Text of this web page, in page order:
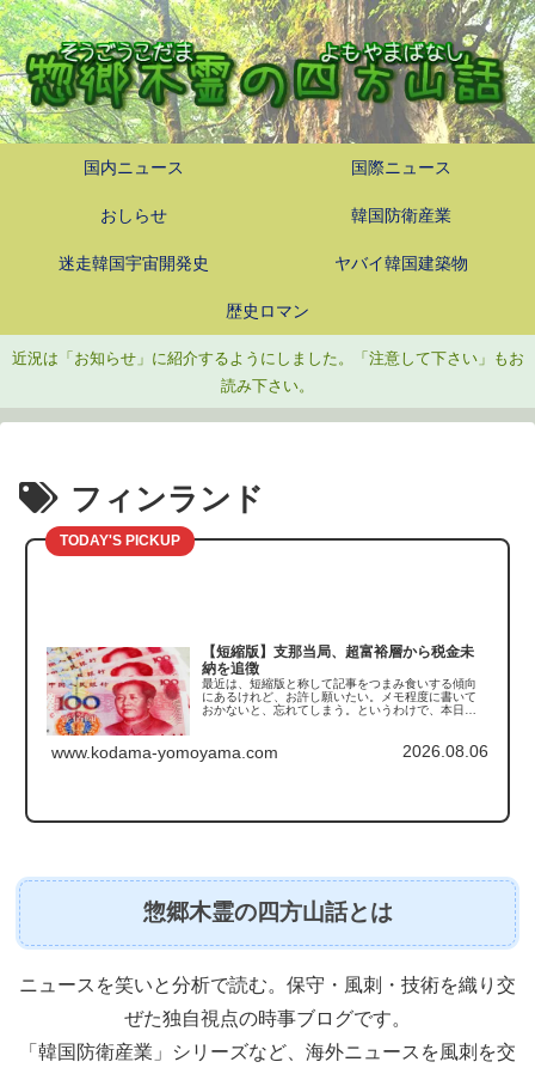
国内ニュース 国際ニュース
おしらせ 韓国防衛産業
迷走韓国宇宙開発史 ヤバイ韓国建築物
歴史ロマン
近況は「お知らせ」に紹介するようにしました。「注意して下さい」もお
読み下さい。
フィンランド
TODAY'S PICKUP
【短縮版】支那当局、超富裕層から税金未
納を追徴
最近は、短縮版と称して記事をつまみ食いする傾向
にあるけれど、お許し願いたい。メモ程度に書いて
おかないと、忘れてしまう。というわけで、本日触
「豚は太らせ...
www.kodama-yomoyama.com 2026.08.06
惣郷木霊の四方山話とは
ニュースを笑いと分析で読む。保守・風刺・技術を織り交
ぜた独自視点の時事ブログです。
「韓国防衛産業」シリーズなど、海外ニュースを風刺を交